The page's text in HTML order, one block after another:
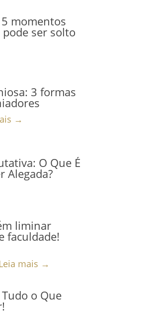
momentos
ser solto
3 formas
→
O Que É
Alegada?
liminar
faculdade!
mais →
o Que